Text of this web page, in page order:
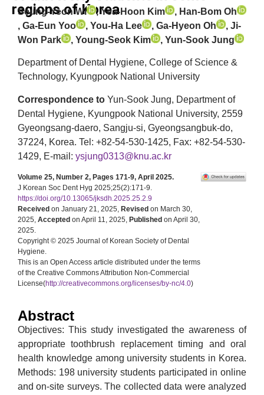
regions of Korea
Seung-Yeon Wi , Yea-Hoon Kim
, Han-Bom Oh
, Ga-Eun Yoo
, You-Ha Lee , Ga-Hyeon Oh
, Ji-
Won Park
, Young-Seok Kim , Yun-Sook Jung
Department of Dental Hygiene, College of Science &
Technology, Kyungpook National University
Correspondence to Yun-Sook Jung, Department of
Dental Hygiene, Kyungpook National University, 2559
Gyeongsang-daero, Sangju-si, Gyeongsangbuk-do,
37224, Korea. Tel: +82-54-530-1425, Fax: +82-54-530-
1429, E-mail: ysjung0313@knu.ac.kr
Volume 25, Number 2, Pages 171-9, April 2025.
J Korean Soc Dent Hyg 2025;25(2):171-9.
https://doi.org/10.13065/jksdh.2025.25.2.9
Received on January 21, 2025, Revised on March 30,
2025, Accepted on April 11, 2025, Published on April 30,
2025.
Copyright © 2025 Journal of Korean Society of Dental
Hygiene.
This is an Open Access article distributed under the terms
of the Creative Commons Attribution Non-Commercial
License(http://creativecommons.org/licenses/by-nc/4.0)
Abstract
Objectives: This study investigated the awareness of
appropriate toothbrush replacement timing and oral
health knowledge among university students in Korea.
Methods: 198 university students participated in online
and on-site surveys. The collected data were analyzed